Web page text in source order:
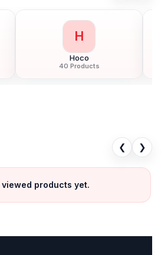
H
Hoco
40 Products
❮ ❯
products yet.